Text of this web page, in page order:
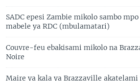
SADC epesi Zambie mikolo sambo
mabele ya RDC (mbulamatari)
Couvre-feu ebakisami mikolo na
Noire
Maire ya kala ya Brazzaville akatelami